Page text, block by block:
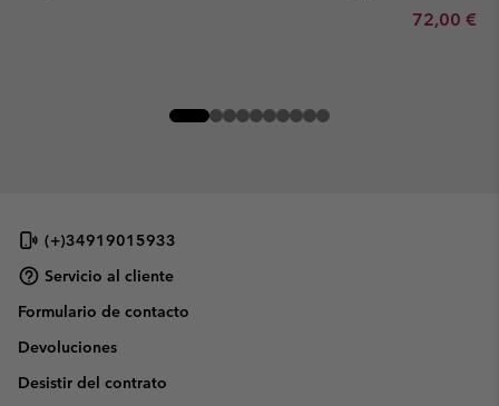
Minimum
72,00 €
(+)34919015933
Servicio al cliente
Formulario de contacto
Devoluciones
Desistir del contrato